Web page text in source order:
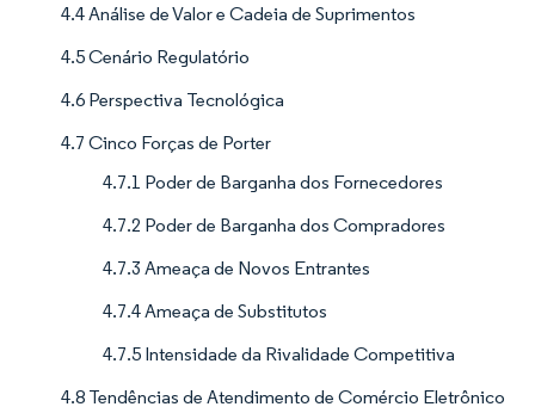
4.4 Análise de Valor e Cadeia de Suprimentos
4.5 Cenário Regulatório
4.6 Perspectiva Tecnológica
4.7 Cinco Forças de Porter
4.7.1 Poder de Barganha dos Fornecedores
4.7.2 Poder de Barganha dos Compradores
4.7.3 Ameaça de Novos Entrantes
4.7.4 Ameaça de Substitutos
4.7.5 Intensidade da Rivalidade Competitiva
4.8 Tendências de Atendimento de Comércio Eletrônico